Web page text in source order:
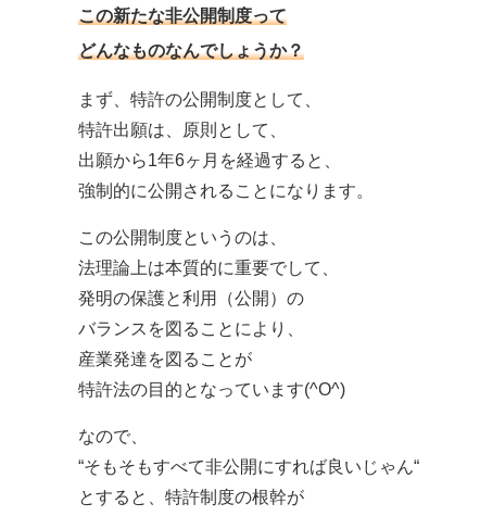
この新たな非公開制度って
どんなものなんでしょうか？
まず、特許の公開制度として、
特許出願は、原則として、
出願から1年6ヶ月を経過すると、
強制的に公開されることになります。
この公開制度というのは、
法理論上は本質的に重要でして、
発明の保護と利用（公開）の
バランスを図ることにより、
産業発達を図ることが
特許法の目的となっています(^O^)
なので、
“そもそもすべて非公開にすれば良いじゃん“
とすると、特許制度の根幹が